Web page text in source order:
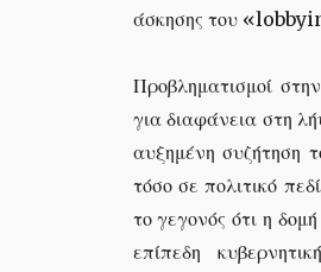
άσκησης του
Προβληματισμοί
για διαφάνεια στη
αυξημένη συζήτηση
τόσο σε πολιτικό
το γεγονός ότι η
επίπεδη